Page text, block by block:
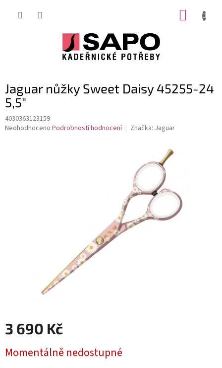
Jaguar nůžky Sweet Daisy 45255-24
5,5"
4030363123159
Průměrné
Neohodnoceno Podrobnosti hodnocení Značka: Jaguar
3 690 Kč
cena:
Momentálně nedostupné